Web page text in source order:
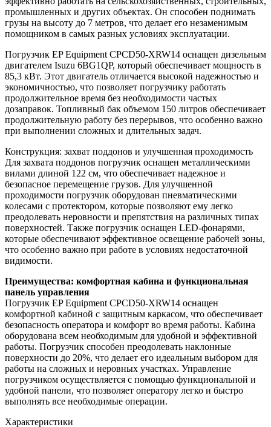
промышленных и других объектах. Он способен поднимать
грузы на высоту до 7 метров, что делает его незаменимым
помощником в самых разных условиях эксплуатации.
Погрузчик EP Equipment CPCD50-XRW14 оснащен дизельным
двигателем Isuzu 6BG1QP, который обеспечивает мощность в
85,3 кВт. Этот двигатель отличается высокой надежностью и
экономичностью, что позволяет погрузчику работать
продолжительное время без необходимости частых
дозаправок. Топливный бак объемом 150 литров обеспечивает
продолжительную работу без перерывов, что особенно важно
при выполнении сложных и длительных задач.
Конструкция: захват поддонов и улучшенная проходимость
Для захвата поддонов погрузчик оснащен металлическими
вилами длиной 122 см, что обеспечивает надежное и
безопасное перемещение грузов. Для улучшенной
проходимости погрузчик оборудован пневматическими
колесами с протектором, которые позволяют ему легко
преодолевать неровности и препятствия на различных типах
поверхностей. Также погрузчик оснащен LED-фонарями,
которые обеспечивают эффективное освещение рабочей зоны,
что особенно важно при работе в условиях недостаточной
видимости.
Преимущества: комфортная кабина и функциональная
панель управления
Погрузчик EP Equipment CPCD50-XRW14 оснащен
комфортной кабиной с защитным каркасом, что обеспечивает
безопасность оператора и комфорт во время работы. Кабина
оборудована всем необходимым для удобной и эффективной
работы. Погрузчик способен преодолевать наклонные
поверхности до 20%, что делает его идеальным выбором для
работы на сложных и неровных участках. Управление
погрузчиком осуществляется с помощью функциональной и
удобной панели, что позволяет оператору легко и быстро
выполнять все необходимые операции.
Характеристики